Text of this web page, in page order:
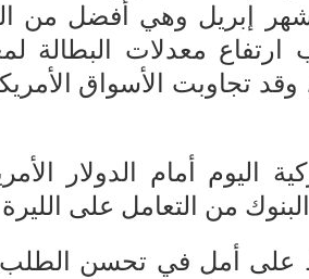
تشير إلى 16%، وقد تجاوبت
اليوم أمام الدولار
من التعامل على الليرة
على أمل في تحسن